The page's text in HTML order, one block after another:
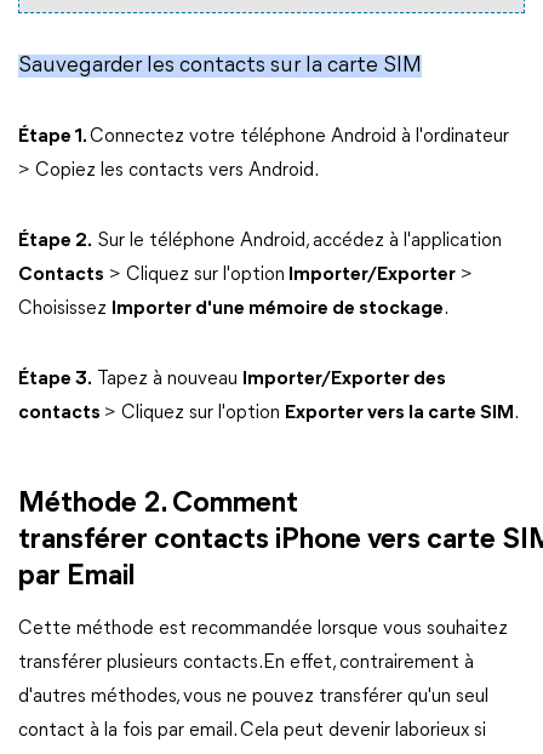
Sauvegarder les contacts sur la carte SIM
Étape 1.Connectez votre téléphone Android à l'ordinateur
> Copiez les contacts vers Android.
Étape 2. Sur le téléphone Android, accédez à l'application
Contacts > Cliquez sur l'option Importer/Exporter >
Choisissez
Importer d'une mémoire de stockage.
Étape 3. Tapez à nouveau
Importer/Exporter des
contacts > Cliquez sur l'option Exporter vers la carte SIM .
Méthode 2. Comment
transférer contacts iPhone vers carte
par Email
Cette méthode est recommandée lorsque vous souhaitez
transférer plusieurs contacts.En effet, contrairement à
d'autres méthodes, vous ne pouvez transférer qu'un seul
contact à la fois par email. Cela peut devenir laborieux si